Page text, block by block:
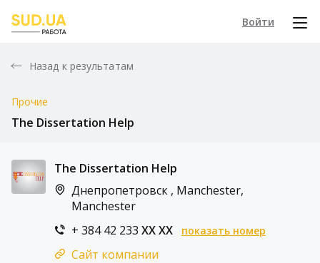
Войти
Назад к результатам
Прочие
The Dissertation Help
The Dissertation Help
Днепропетровск , Manchester,
Manchester
+ 384 42 233 XX XX показать номер
Сайт компании